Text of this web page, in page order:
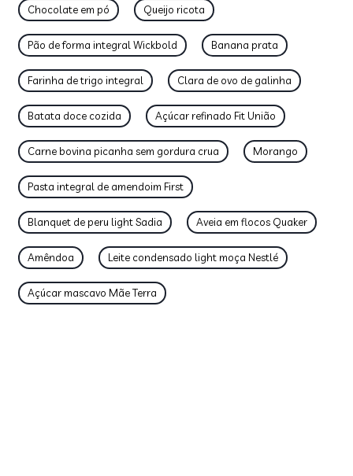
Chocolate em pó Queijo ricota
Pão de forma integral Wickbold Banana prata
Farinha de trigo integral Clara de ovo de galinha
Batata doce cozida Açúcar refinado Fit União
Carne bovina picanha sem gordura crua Morango
Pasta integral de amendoim First
Blanquet de peru light Sadia Aveia em flocos Quaker
Amêndoa Leite condensado light moça Nestlé
Açúcar mascavo Mãe Terra